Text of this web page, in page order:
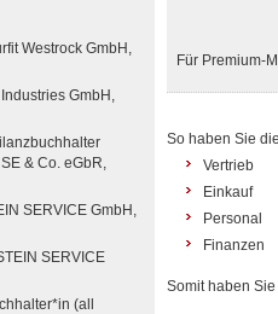
Für Premium-
So haben Sie
Vertrieb
Einkauf
Personal
Finanzen
Somit haben
Westrock GmbH,
GmbH,
& Co. eGbR,
SERVICE GmbH,
SERVICE
(all